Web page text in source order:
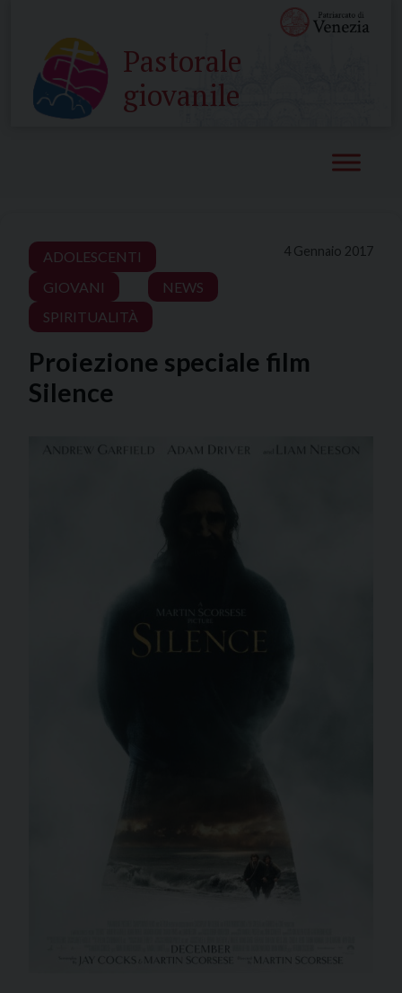
content
Pastorale
giovanile
4 Gennaio 2017
ADOLESCENTI
GIOVANI
NEWS
SPIRITUALITÀ
Proiezione speciale film
Silence